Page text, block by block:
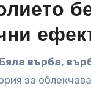
върба,
за